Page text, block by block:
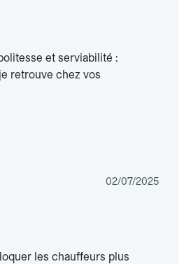
et serviabilité :
retrouve chez vos
02/07/2025
les chauffeurs plus